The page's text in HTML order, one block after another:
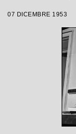
con la regia
07 DICEMBRE 1953